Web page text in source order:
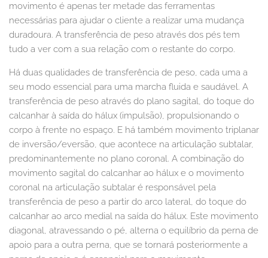
movimento é apenas ter metade das ferramentas
necessárias para ajudar o cliente a realizar uma mudança
duradoura. A transferência de peso através dos pés tem
tudo a ver com a sua relação com o restante do corpo.
Há duas qualidades de transferência de peso, cada uma a
seu modo essencial para uma marcha fluida e saudável. A
transferência de peso através do plano sagital, do toque do
calcanhar à saída do hálux (impulsão), propulsionando o
corpo à frente no espaço. E há também movimento triplanar
de inversão/eversão, que acontece na articulação subtalar,
predominantemente no plano coronal. A combinação do
movimento sagital do calcanhar ao hálux e o movimento
coronal na articulação subtalar é responsável pela
transferência de peso a partir do arco lateral, do toque do
calcanhar ao arco medial na saída do hálux. Este movimento
diagonal, atravessando o pé, alterna o equilíbrio da perna de
apoio para a outra perna, que se tornará posteriormente a